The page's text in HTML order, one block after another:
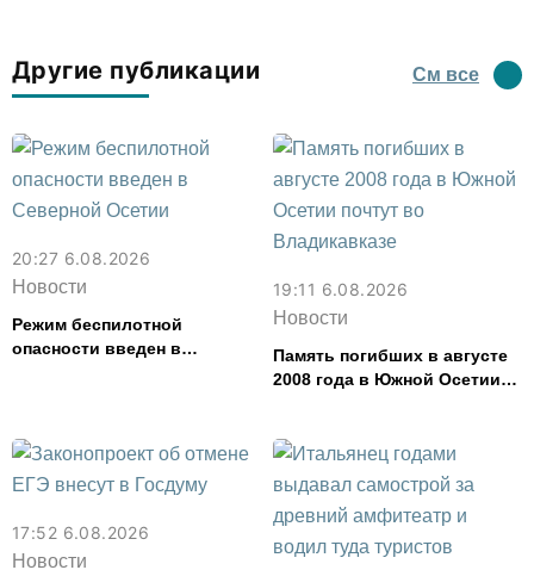
Другие публикации См все
20:27 6.08.2026
Новости
Режим беспилотной
опасности введен в
19:11 6.08.2026
Новости
Память погибших в августе
2008 года в Южной Осетии
17:52 6.08.2026
Новости